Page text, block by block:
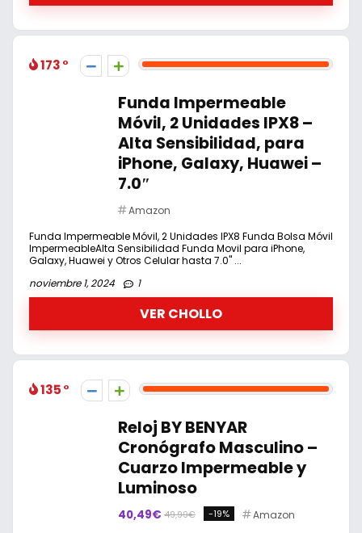
173
Funda Impermeable
Móvil, 2 Unidades IPX8 –
Alta Sensibilidad, para
iPhone, Galaxy, Huawei –
7.0″
Amazon
Funda Impermeable Móvil, 2 Unidades IPX8 Funda Bolsa Móvil
ImpermeableAlta Sensibilidad Funda Movil para iPhone,
Galaxy, Huawei y Otros Celular hasta 7.0" ...
noviembre 1, 2024
1
VER CHOLLO
135
Reloj BY BENYAR
Cronógrafo Masculino –
Cuarzo Impermeable y
Luminoso
40,49€ 49,99€ -19%
Amazon